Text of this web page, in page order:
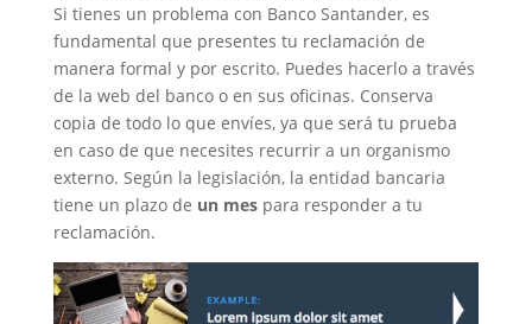
Si tienes un problema con Banco Santander, es
fundamental que presentes tu reclamación de
manera formal y por escrito. Puedes hacerlo a través
de la web del banco o en sus oficinas. Conserva
copia de todo lo que envíes, ya que será tu prueba
en caso de que necesites recurrir a un organismo
externo. Según la legislación, la entidad bancaria
tiene un plazo de un mespara responder a tu
reclamación.